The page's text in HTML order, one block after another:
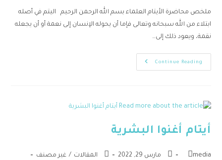
ملخص محاضرة الأيتام العلماء بسم الله الرحمن الرحيم اليتم في أصله
ابتلاء من الله سبحانه وتعالى فإما أن يحوله الإنسان إلى نعمة أو أن يجعله
نقمة، ويعود ذلك إلى…
Continue Reading
أيتام أغنوا البشرية
media مارس 29, 2022 المقالات / غير مصنف